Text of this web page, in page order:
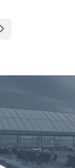
ดไป: สัปดาห์ที่ 7 ระ